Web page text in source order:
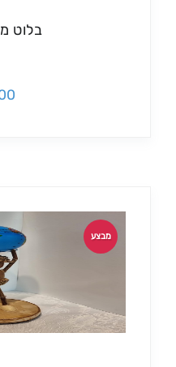
בלוט
₪
מבצע